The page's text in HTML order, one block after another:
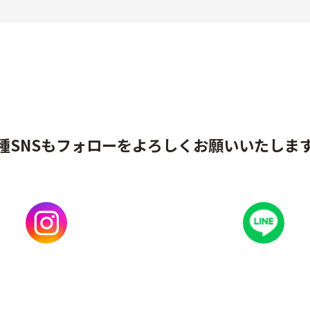
SNSもフォローをよろしくお願いいたしま